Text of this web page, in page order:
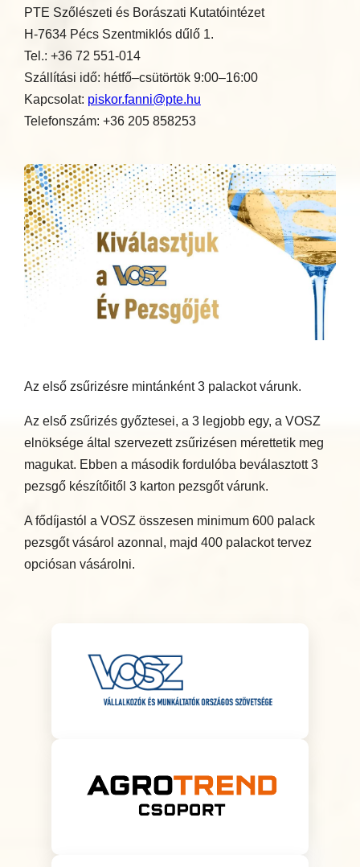
PTE Szőlészeti és Borászati Kutatóintézet
H-7634 Pécs Szentmiklós dűlő 1.
Tel.: +36 72 551-014
Szállítási idő: hétfő–csütörtök 9:00–16:00
Kapcsolat: piskor.fanni@pte.hu
Telefonszám: +36 205 858253
Az első zsűrizésre mintánként 3 palackot várunk.
Az első zsűrizés győztesei, a 3 legjobb egy, a VOSZ
elnöksége által szervezett zsűrizésen mérettetik meg
magukat. Ebben a második fordulóba beválasztott 3
pezsgő készítőitől 3 karton pezsgőt várunk.
A fődíjastól a VOSZ összesen minimum 600 palack
pezsgőt vásárol azonnal, majd 400 palackot tervez
opciósan vásárolni.